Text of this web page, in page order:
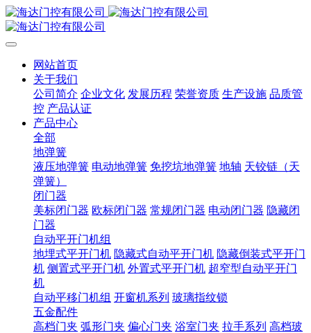
网站首页
关于我们
公司简介 企业文化 发展历程 荣誉资质 生产设施 品质管
控 产品认证
产品中心
全部
地弹簧
液压地弹簧 电动地弹簧 免挖坑地弹簧 地轴 天铰链（天
弹簧）
闭门器
美标闭门器 欧标闭门器 常规闭门器 电动闭门器 隐藏闭
门器
自动平开门机组
地埋式平开门机 隐藏式自动平开门机 隐藏倒装式平开门
机 侧置式平开门机 外置式平开门机 超窄型自动平开门
机
自动平移门机组 开窗机系列 玻璃指纹锁
五金配件
高档门夹 弧形门夹 偏心门夹 浴室门夹 拉手系列 高档玻